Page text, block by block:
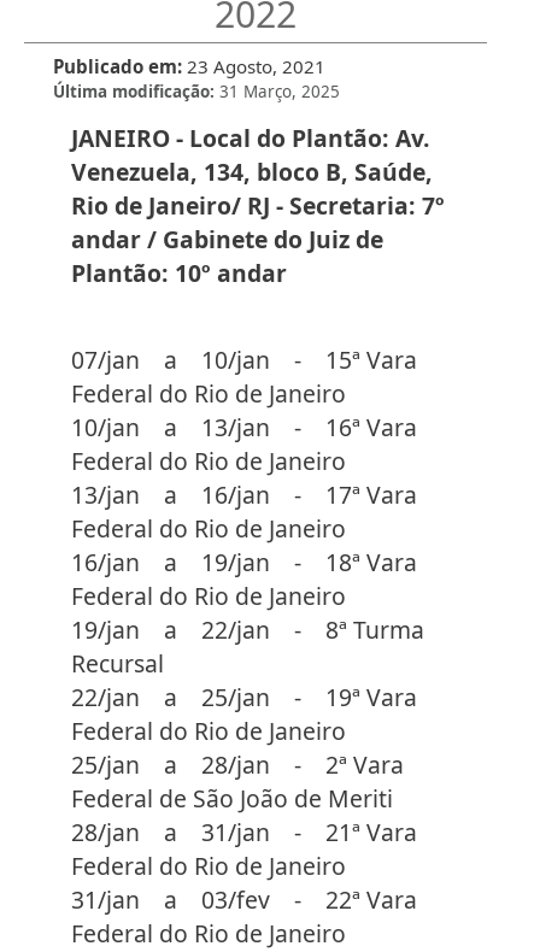
2022
Publicado em 23 Agosto, 2021
Última modificação 31 Março, 2025
JANEIRO - Local do Plantão: Av.
Venezuela, 134, bloco B, Saúde,
Rio de Janeiro/ RJ - Secretaria: 7º
andar / Gabinete do Juiz de
Plantão: 10º andar
07/jan a 10/jan - 15ª Vara
Federal do Rio de Janeiro
10/jan a 13/jan - 16ª Vara
Federal do Rio de Janeiro
13/jan a 16/jan - 17ª Vara
Federal do Rio de Janeiro
16/jan a 19/jan - 18ª Vara
Federal do Rio de Janeiro
19/jan a 22/jan - 8ª Turma
Recursal
22/jan a 25/jan - 19ª Vara
Federal do Rio de Janeiro
25/jan a 28/jan - 2ª Vara
Federal de São João de Meriti
28/jan a 31/jan - 21ª Vara
Federal do Rio de Janeiro
31/jan a 03/fev - 22ª Vara
Federal do Rio de Janeiro